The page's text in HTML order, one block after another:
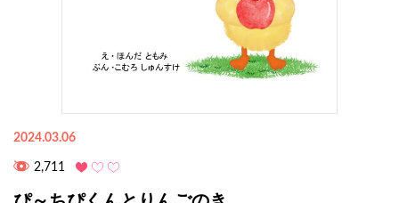
2024.03.06
2,711